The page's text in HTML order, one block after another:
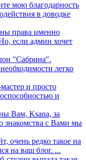
мою благодарность
в доводке
права именно
если админ хочет
"Сабрина".
легко
и просто
и
Вам, Ksana, за
знакомства с Вами мы
очень редко такое на
на ваш блог. ...